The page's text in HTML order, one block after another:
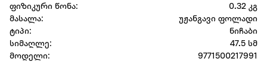
ფიზიკური წონა:
0.32 კგ
მასალა:
უჟანგავი ფოლადი
ტიპი:
ნიჩაბი
სიმაღლე:
47.5 სმ
მოდელი:
9771500217991